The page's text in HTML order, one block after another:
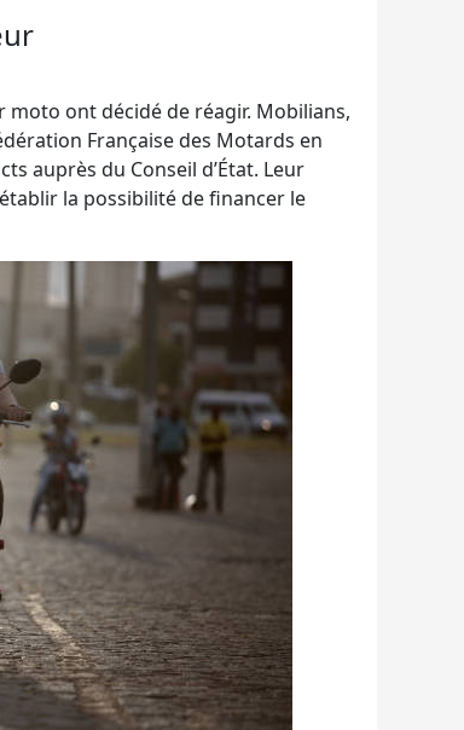
ont décidé de réagir. Mobilians,
Française des Motards en
auprès du Conseil d’État. Leur
la possibilité de financer le